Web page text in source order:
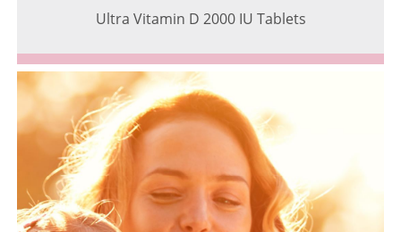
Ultra Vitamin D 2000 IU Tablets